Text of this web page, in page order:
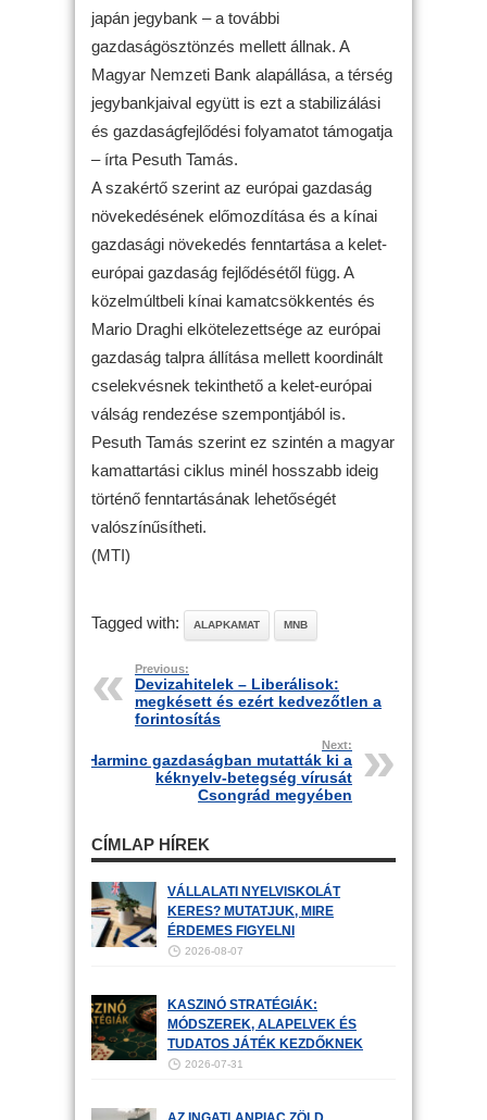
japán jegybank – a további
gazdaságösztönzés mellett állnak. A
Magyar Nemzeti Bank alapállása, a térség
jegybankjaival együtt is ezt a stabilizálási
és gazdaságfejlődési folyamatot támogatja
– írta Pesuth Tamás.
A szakértő szerint az európai gazdaság
növekedésének előmozdítása és a kínai
gazdasági növekedés fenntartása a kelet-
európai gazdaság fejlődésétől függ. A
közelmúltbeli kínai kamatcsökkentés és
Mario Draghi elkötelezettsége az európai
gazdaság talpra állítása mellett koordinált
cselekvésnek tekinthető a kelet-európai
válság rendezése szempontjából is.
Pesuth Tamás szerint ez szintén a magyar
kamattartási ciklus minél hosszabb ideig
történő fenntartásának lehetőségét
valószínűsítheti.
(MTI)
Tagged with: ALAPKAMAT MNB
Previous:
Devizahitelek – Liberálisok:
megkésett és ezért kedvezőtlen a
forintosítás
Next:
Harminc gazdaságban mutatták ki a
kéknyelv-betegség vírusát
Csongrád megyében
CÍMLAP HÍREK
VÁLLALATI NYELVISKOLÁT
KERES? MUTATJUK, MIRE
ÉRDEMES FIGYELNI
2026-08-07
KASZINÓ STRATÉGIÁK:
MÓDSZEREK, ALAPELVEK ÉS
TUDATOS JÁTÉK KEZDŐKNEK
2026-07-31